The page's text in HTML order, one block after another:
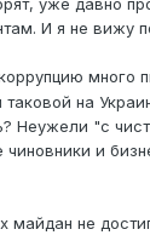
И я не вижу
много
таковой на
Неужели "с
и
майдан не